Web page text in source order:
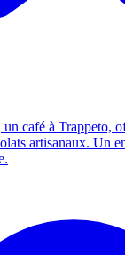
café à Trappeto,
artisanaux. Un